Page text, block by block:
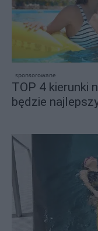
sponsorowane
TOP 4 kierunki
będzie